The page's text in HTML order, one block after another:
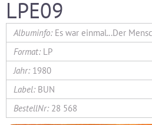
LPE09
Es war einmal...Der
LP
1980
BUN
28 568